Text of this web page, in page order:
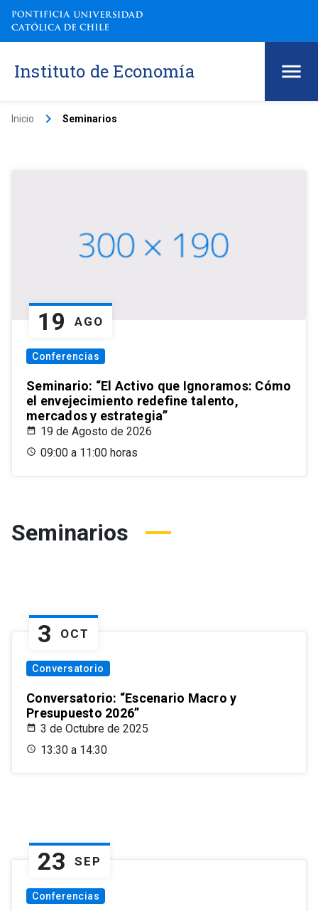
Instituto de Economía
Inicio keyboard_arrow_right Seminarios
19 AGO
Conferencias
Seminario: “El Activo que Ignoramos: Cómo
el envejecimiento redefine talento,
mercados y estrategia”
19 de Agosto de 2026
09:00 a 11:00 horas
Seminarios
3 OCT
Conversatorio
Conversatorio: “Escenario Macro y
Presupuesto 2026”
3 de Octubre de 2025
13:30 a 14:30
23 SEP
Conferencias